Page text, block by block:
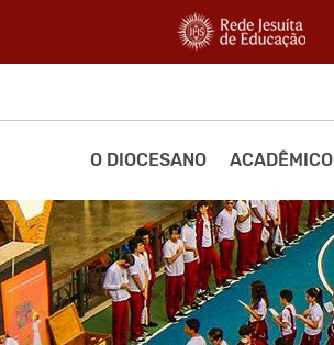
O DIOCESANO ACADÊMICO